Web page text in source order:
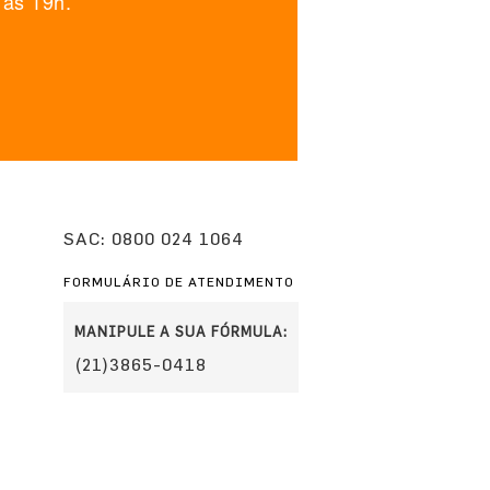
SAC: 0800 024 1064
FORMULÁRIO DE ATENDIMENTO
MANIPULE A SUA FÓRMULA:
(21)3865-0418